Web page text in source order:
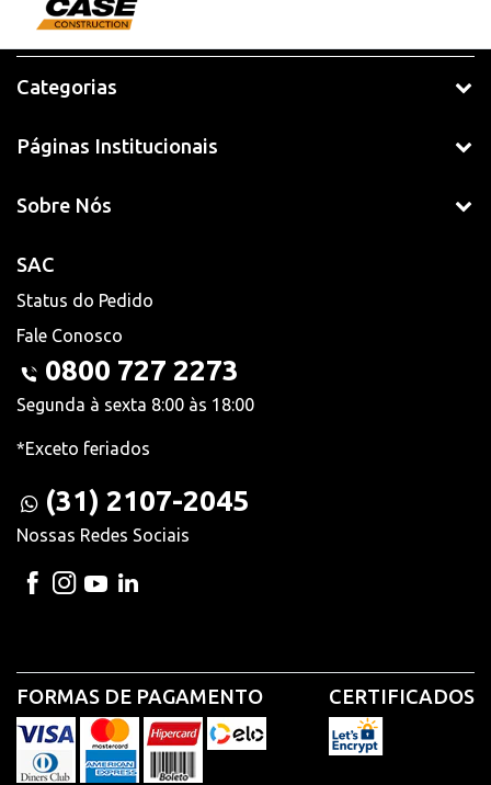
Categorias
Páginas Institucionais
Sobre Nós
SAC
Status do Pedido
Fale Conosco
0800 727 2273
Segunda à sexta 8:00 às 18:00
*Exceto feriados
(31) 2107-2045
Nossas Redes Sociais
FORMAS DE PAGAMENTO CERTIFICADOS